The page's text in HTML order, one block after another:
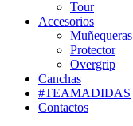
Tour
Accesorios
Muñequeras
Protector
Overgrip
Canchas
#TEAMADIDAS
Contactos